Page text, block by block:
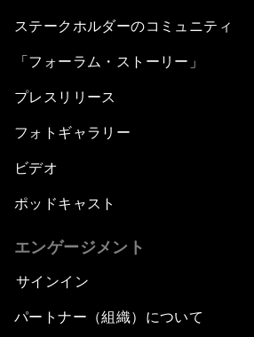
ステークホルダーのコミュニティ
「フォーラム・ストーリー」
プレスリリース
フォトギャラリー
ビデオ
ポッドキャスト
エンゲージメント
サインイン
パートナー（組織）について